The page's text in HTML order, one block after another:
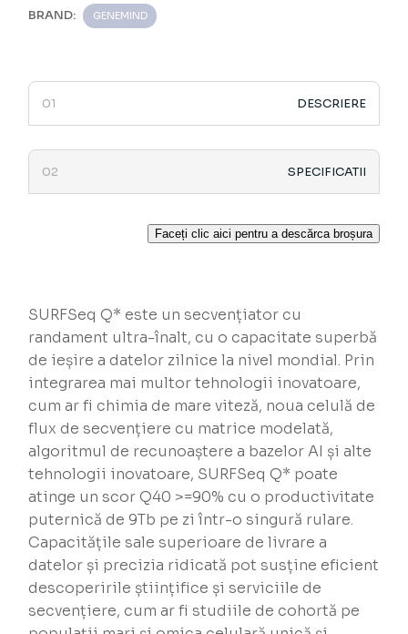
BRAND: GENEMIND
DESCRIERE
SPECIFICATII
Faceți clic aici pentru a descărca broșura
SURFSeq Q* este un secvențiator cu
randament ultra-înalt, cu o capacitate superbă
de ieșire a datelor zilnice la nivel mondial. Prin
integrarea mai multor tehnologii inovatoare,
cum ar fi chimia de mare viteză, noua celulă de
flux de secvențiere cu matrice modelată,
algoritmul de recunoaștere a bazelor AI și alte
tehnologii inovatoare, SURFSeq Q* poate
atinge un scor Q40 >=90% cu o productivitate
puternică de 9Tb pe zi într-o singură rulare.
Capacitățile sale superioare de livrare a
datelor și precizia ridicată pot susține eficient
descoperirile științifice și serviciile de
secvențiere, cum ar fi studiile de cohortă pe